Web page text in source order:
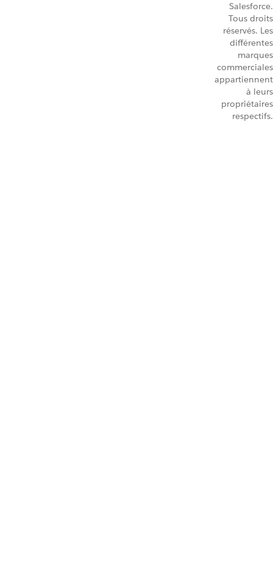
Salesforce.
Tous droits
réservés. Les
différentes
marques
commerciales
appartiennent
à leurs
propriétaires
respectifs.